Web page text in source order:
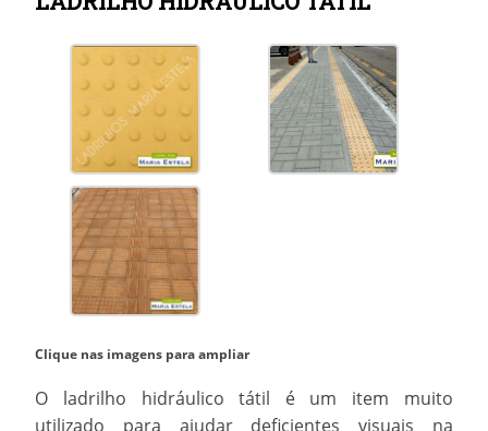
Clique nas imagens para ampliar
O ladrilho hidráulico tátil é um item muito
utilizado para ajudar deficientes visuais na